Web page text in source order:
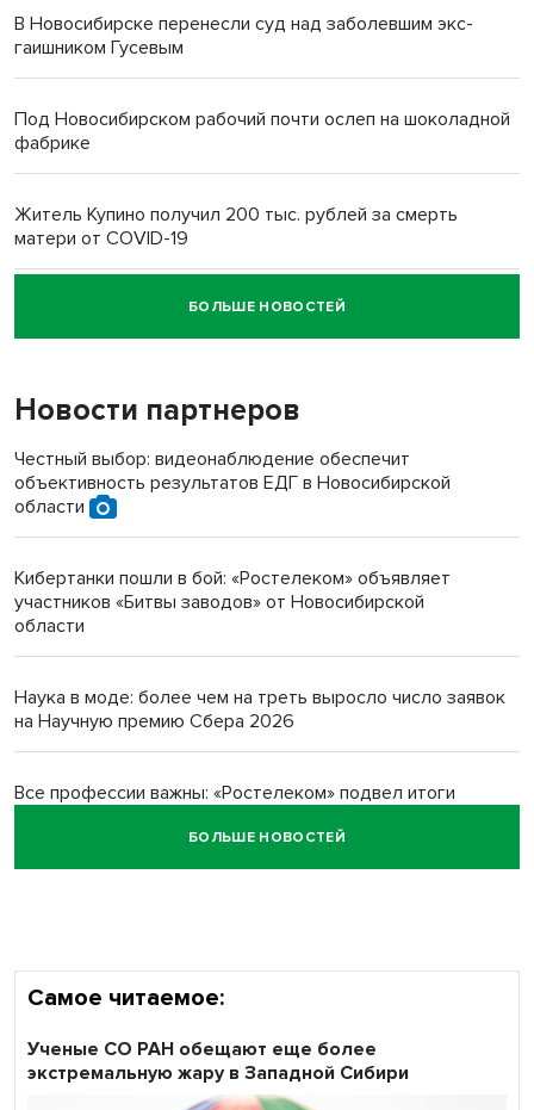
В Новосибирске перенесли суд над заболевшим экс-
гаишником Гусевым
Под Новосибирском рабочий почти ослеп на шоколадной
фабрике
Житель Купино получил 200 тыс. рублей за смерть
матери от COVID-19
Новосибирский суд наказал водителя за смерть
пенсионерки на вокзале
«Мы живём на пастбище!»: в новосибирском селе лошади
терроризируют жителей
Инвалид получил условный срок за избиение врачей
протезом под Новосибирском
Новосибирский преподаватель с женой вошли в топ-16
многодетных в России
Обновлённое отделение ВТБ открылось в Искитиме
БОЛЬШЕ НОВОСТЕЙ
Новости партнеров
Честный выбор: видеонаблюдение обеспечит
объективность результатов ЕДГ в Новосибирской
области
Кибертанки пошли в бой: «Ростелеком» объявляет
участников «Битвы заводов» от Новосибирской
области
Наука в моде: более чем на треть выросло число заявок
на Научную премию Сбера 2026
Все профессии важны: «Ростелеком» подвел итоги
БОЛЬШЕ НОВОСТЕЙ
Самое читаемое:
Ученые СО РАН обещают еще более
экстремальную жару в Западной Сибири